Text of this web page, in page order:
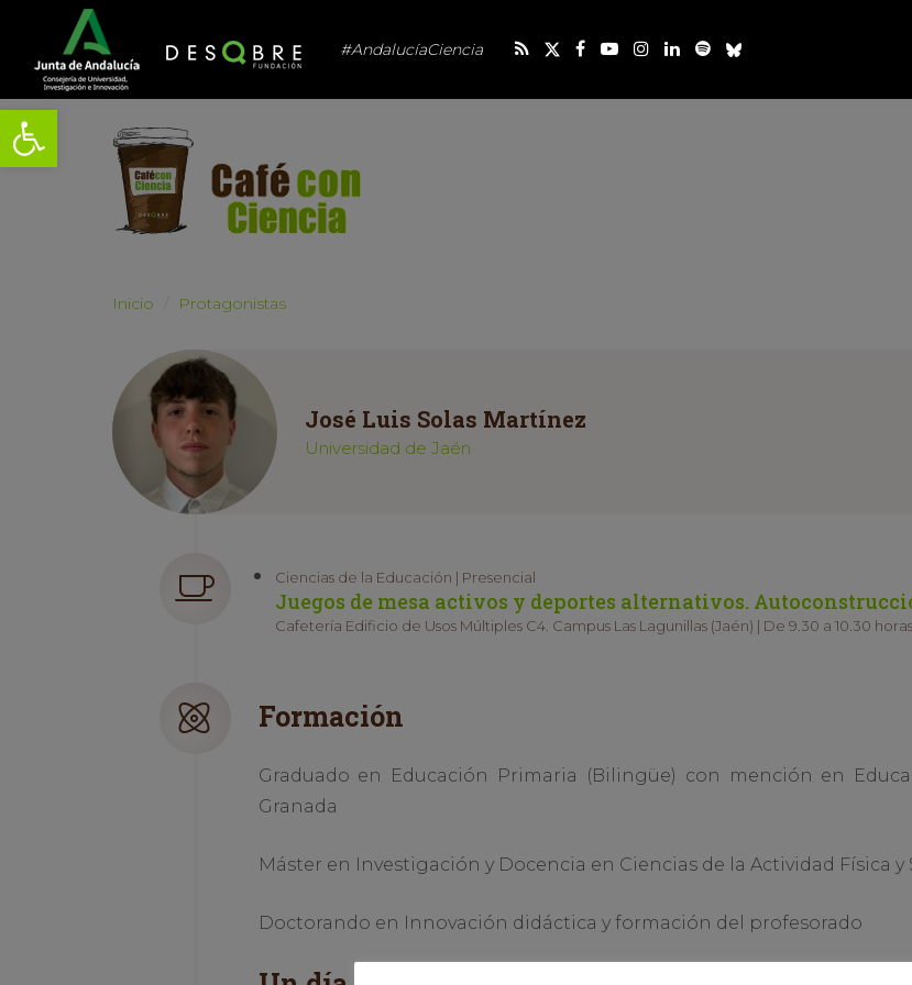
Abrir barra de herramientas
#AndalucíaCiencia
Inicio Protagonistas
José Luis Solas Martínez
Universidad de Jaén
Ciencias de la Educación | Presencial
Juegos de mesa activos y deportes alternativos.
Cafetería Edificio de Usos Múltiples C4. Campus Las Lagunillas (Jaén) | De 9.30 a 10.30 horas
Formación
Graduado en Educación Primaria (Bilingüe) con mención en
Granada
Máster en Investigación y Docencia en Ciencias de la Actividad Física y
Doctorando en Innovación didáctica y formación del profesorado